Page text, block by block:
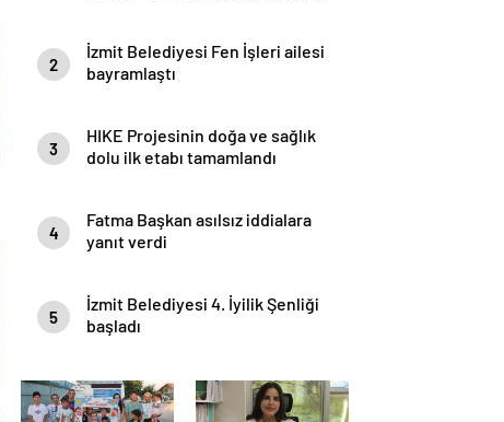
2
İzmit Belediyesi Fen İşleri ailesi
bayramlaştı
3
HIKE Projesinin doğa ve sağlık
dolu ilk etabı tamamlandı
4
Fatma Başkan asılsız iddialara
yanıt verdi
5
İzmit Belediyesi 4. İyilik Şenliği
başladı